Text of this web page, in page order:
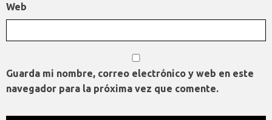
Web
Guarda mi nombre, correo electrónico y web en este
navegador para la próxima vez que comente.